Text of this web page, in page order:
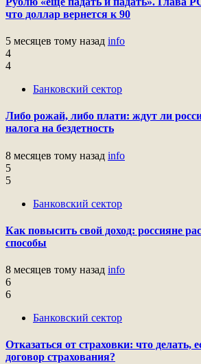
что доллар вернется к 90
5 месяцев тому назад info
4
4
Банковский сектор
Либо рожай, либо плати: ждут ли
налога на бездетность
8 месяцев тому назад info
5
5
Банковский сектор
Как повысить свой доход: россияне
способы
8 месяцев тому назад info
6
6
Банковский сектор
Отказаться от страховки: что делать,
договор страхования?